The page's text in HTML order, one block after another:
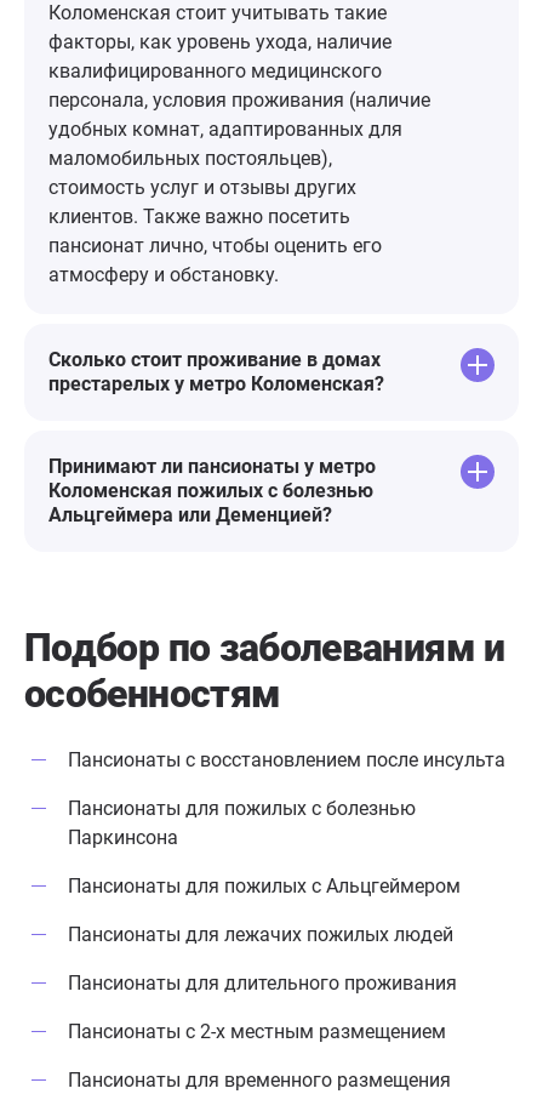
поддержки.
Коломенская стоит учитывать такие
факторы, как уровень ухода, наличие
квалифицированного медицинского
персонала, условия проживания (наличие
удобных комнат, адаптированных для
маломобильных постояльцев),
стоимость услуг и отзывы других
клиентов. Также важно посетить
пансионат лично, чтобы оценить его
атмосферу и обстановку.
Сколько стоит проживание в домах
престарелых у метро Коломенская?
Принимают ли пансионаты у метро
Коломенская пожилых с болезнью
Альцгеймера или Деменцией?
Подбор по заболеваниям и
особенностям
Пансионаты с восстановлением после инсульта
Пансионаты для пожилых с болезнью
Паркинсона
Пансионаты для пожилых с Альцгеймером
Пансионаты для лежачих пожилых людей
Пансионаты для длительного проживания
Пансионаты с 2-х местным размещением
Пансионаты для временного размещения